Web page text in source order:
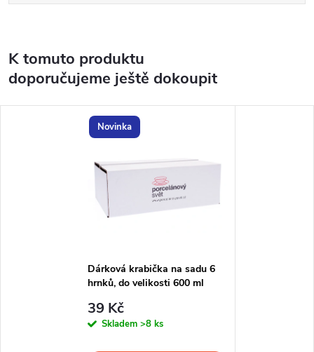
K tomuto produktu
doporučujeme ještě dokoupit
Novinka
Dárková krabička na sadu 6
hrnků, do velikosti 600 ml
39 Kč
Skladem >8 ks